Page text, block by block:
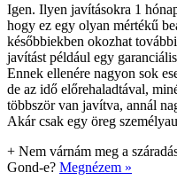
Igen. Ilyen javításokra 1
hogy ez egy olyan mértékű
későbbiekben okozhat
javítást például egy
Ennek ellenére nagyon sok
de az idő előrehaladtával,
többször van javítva, annál
Akár csak egy öreg
+ Nem várnám meg a
Gond-e? Megnézem »